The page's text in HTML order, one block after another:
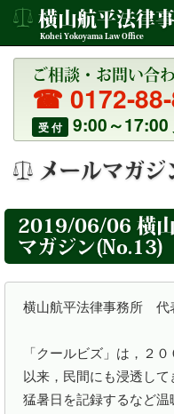
横山航平法律
Kohei Yokoyama Law Office
ご相談・お問い合
☎ 0172-
受 付 9:00～17:00
メールマガ
2019/06/06 横山
マガジン(No.13)
横山航平法律事務所　代
「クールビズ」は，２
以来，民間にも浸透し
猛暑日を記録するなど